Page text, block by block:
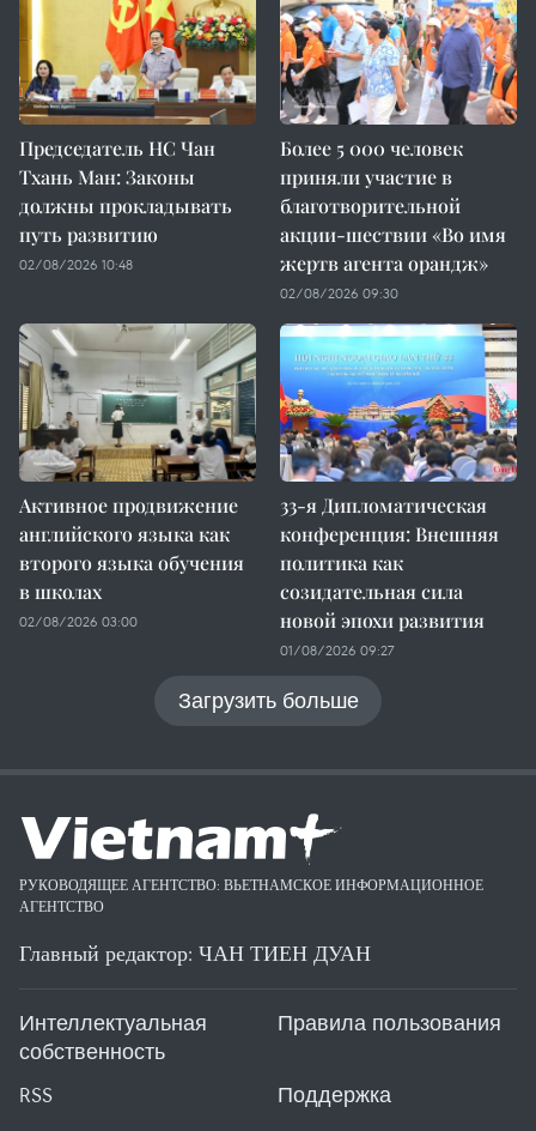
Председатель НС Чан
Тхань Ман: Законы
должны прокладывать
путь развитию
02/08/2026 10:48
Более 5 000 человек
приняли участие в
благотворительной
акции-шествии «Во имя
жертв агента орандж»
02/08/2026 09:30
Активное продвижение
английского языка как
второго языка обучения
в школах
02/08/2026 03:00
33-я Дипломатическая
конференция: Внешняя
политика как
созидательная сила
новой эпохи развития
01/08/2026 09:27
Загрузить больше
РУКОВОДЯЩЕЕ АГЕНТСТВО: ВЬЕТНАМСКОЕ ИНФОРМАЦИОННОЕ
АГЕНТСТВО
Главный редактор: ЧАН ТИЕН ДУАН
Интеллектуальная
собственность
Правила пользования
RSS
Поддержка